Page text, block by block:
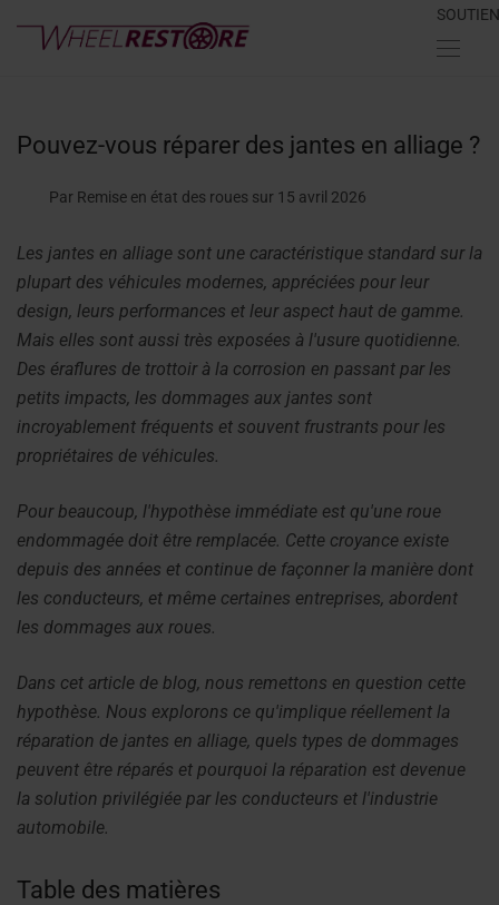
SOUTIEN
Pouvez-vous réparer des jantes en alliage ?
Par Remise en état des roues sur 15 avril 2026
Les jantes en alliage sont une caractéristique standard sur la
plupart des véhicules modernes, appréciées pour leur
design, leurs performances et leur aspect haut de gamme.
Mais elles sont aussi très exposées à l'usure quotidienne.
Des éraflures de trottoir à la corrosion en passant par les
petits impacts, les dommages aux jantes sont
incroyablement fréquents et souvent frustrants pour les
propriétaires de véhicules.
Pour beaucoup, l'hypothèse immédiate est qu'une roue
endommagée doit être remplacée. Cette croyance existe
depuis des années et continue de façonner la manière dont
les conducteurs, et même certaines entreprises, abordent
les dommages aux roues.
Dans cet article de blog, nous remettons en question cette
hypothèse. Nous explorons ce qu'implique réellement la
réparation de jantes en alliage, quels types de dommages
peuvent être réparés et pourquoi la réparation est devenue
la solution privilégiée par les conducteurs et l'industrie
automobile.
Table des matières